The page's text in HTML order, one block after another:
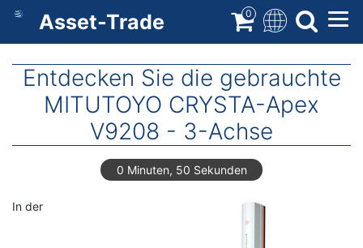
Direkt
Inhalt
Asset-Trade 0
Entdecken Sie die gebrauchte
MITUTOYO CRYSTA-Apex
V9208 - 3-Achse
0 Minuten, 50 Sekunden
In der